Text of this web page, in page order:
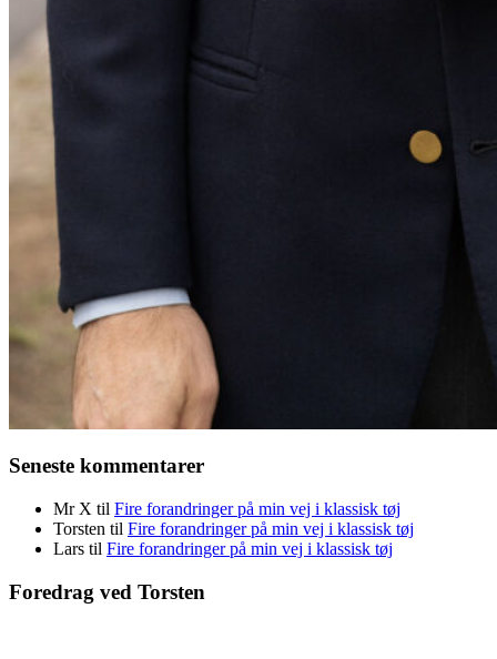
Seneste kommentarer
Mr X til Fire forandringer på min vej i klassisk tøj
Torsten til Fire forandringer på min vej i klassisk tøj
Lars til Fire forandringer på min vej i klassisk tøj
Foredrag ved Torsten